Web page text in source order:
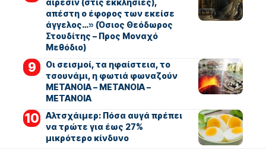
απέστη ο έφορος των εκείσε
άγγελος…» (Όσιος Θεόδωρος
Στουδίτης – Προς Μοναχό
Μεθόδιο)
Οι σεισμοί, τα ηφαίστεια, το
τσουνάμι, η φωτιά φωναζούν
ΜΕΤΑΝΟΙΑ – ΜΕΤΑΝΟΙΑ –
ΜΕΤΑΝΟΙΑ
Αλτσχάιμερ: Πόσα αυγά πρέπει
να τρώτε για έως 27%
μικρότερο κίνδυνο